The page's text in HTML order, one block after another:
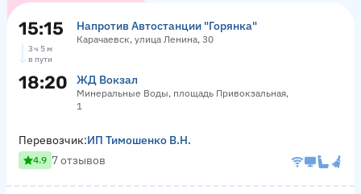
15:15 Напротив Автостанции "Горянка"
Карачаевск, улица Ленина, 30
3 ч 5 м
в пути
18:20 ЖД Вокзал
Минеральные Воды, площадь Привокзальная,
1
Перевозчик:ИП Тимошенко В.Н.
4.9 7 отзывов